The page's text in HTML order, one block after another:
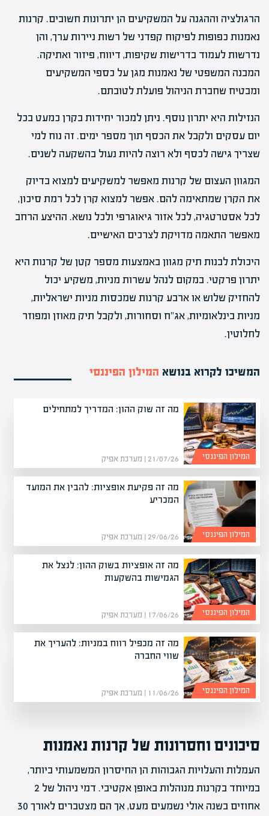
הרגולציה וההגנה על המשקיעים הן יתרונות חשובים. קרנות
נאמנות כפופות לפיקוח קפדני של רשות ניירות ערך, והן
נדרשות לעמוד בדרישות שקיפות, דיווח, פיזור ואתיקה.
המבנה המשפטי של נאמנות מגן על כספי המשקיעים
ומבטיח שחברת הניהול פועלת לטובתם.
הנזילות היא יתרון נוסף. ניתן למכור יחידות בקרן כמעט בכל
יום עסקים ולקבל את הכסף תוך מספר ימים. זה נוח למי
שצריך גישה לכסף ולא רוצה להיות נעול בהשקעה לשנים.
המגוון העצום של קרנות מאפשר למשקיעים למצוא בדיוק
את הקרן שמתאימה להם. אפשר למצוא קרן לכל רמת סיכון,
לכל אסטרטגיה, לכל אזור גיאוגרפי ולכל נושא. ההיצע הרחב
מאפשר התאמה מדויקת לצרכים האישיים.
היכולת לבנות תיק מגוון באמצעות מספר קטן של קרנות היא
יתרון פרקטי. במקום לנהל עשרות מניות, משקיע יכול
להחזיק שלוש או ארבע קרנות שמכסות מניות ישראליות,
מניות בינלאומיות, אג"ח וסחורות, ולקבל תיק מאוזן ומפוזר
לחלוטין.
המשיכו לקרוא בנושא המילון הפיננסי
מה זה שוק ההון: המדריך למתחילים
21/07/26 | מערכת אפיק המילון הפיננסי
מה זה פקיעת אופציות: להבין את המועד
המכריע
29/06/26 | מערכת אפיק המילון הפיננסי
מה זה אופציות בשוק ההון: לנצל את
הגמישות בהשקעות
17/06/26 | מערכת אפיק המילון הפיננסי
מה זה מכפיל רווח במניות: להעריך את
שווי החברה
11/06/26 | מערכת אפיק המילון הפיננסי
סיכונים וחסרונות של קרנות נאמנות
העמלות והעלויות הגבוהות הן החיסרון המשמעותי ביותר,
במיוחד בקרנות מנוהלות באופן אקטיבי. דמי ניהול של 2
אחוזים בשנה אולי נשמעים מעט, אך הם מצטברים לאורך 30